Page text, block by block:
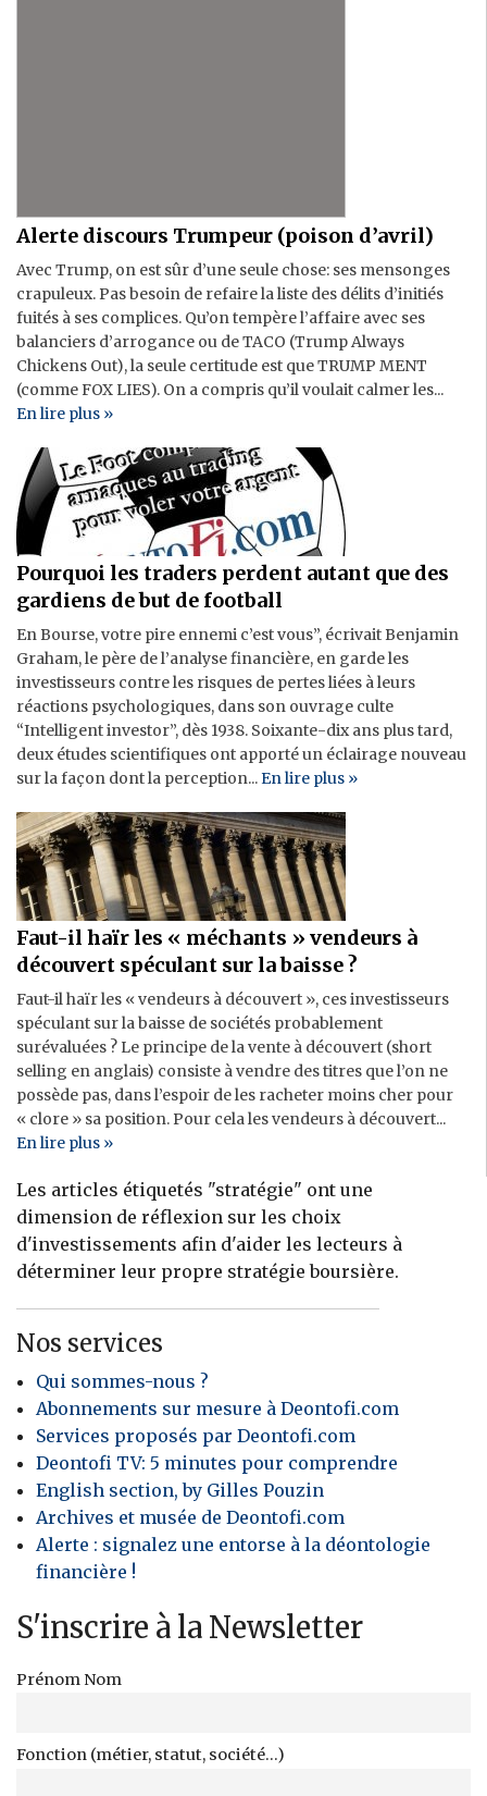
Alerte discours Trumpeur (poison d’avril)
Avec Trump, on est sûr d’une seule chose: ses mensonges
crapuleux. Pas besoin de refaire la liste des délits d’initiés
fuités à ses complices. Qu’on tempère l’affaire avec ses
balanciers d’arrogance ou de TACO (Trump Always
Chickens Out), la seule certitude est que TRUMP MENT
(comme FOX LIES). On a compris qu’il voulait calmer les...
En lire plus »
Pourquoi les traders perdent autant que des
gardiens de but de football
En Bourse, votre pire ennemi c’est vous”, écrivait Benjamin
Graham, le père de l’analyse financière, en garde les
investisseurs contre les risques de pertes liées à leurs
réactions psychologiques, dans son ouvrage culte
“Intelligent investor”, dès 1938. Soixante-dix ans plus tard,
deux études scientifiques ont apporté un éclairage nouveau
sur la façon dont la perception...En lire plus »
Faut-il haïr les « méchants » vendeurs à
découvert spéculant sur la baisse ?
Faut-il haïr les « vendeurs à découvert », ces investisseurs
spéculant sur la baisse de sociétés probablement
surévaluées ? Le principe de la vente à découvert (short
selling en anglais) consiste à vendre des titres que l’on ne
possède pas, dans l’espoir de les racheter moins cher pour
« clore » sa position. Pour cela les vendeurs à découvert...
En lire plus »
Les articles étiquetés "stratégie" ont une
dimension de réflexion sur les choix
d'investissements afin d'aider les lecteurs à
déterminer leur propre stratégie boursière.
Nos services
Qui sommes-nous ?
Abonnements sur mesure à Deontofi.com
Services proposés par Deontofi.com
Deontofi TV: 5 minutes pour comprendre
English section, by Gilles Pouzin
Archives et musée de Deontofi.com
Alerte : signalez une entorse à la déontologie
financière !
S'inscrire à la Newsletter
Prénom Nom
Fonction (métier, statut, société...)